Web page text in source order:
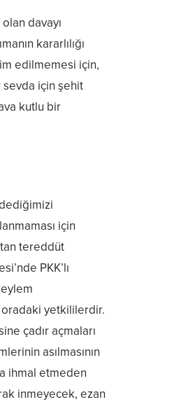
davayı
kararlılığı
edilmemesi için,
sevda için şehit
kutlu bir
için
tereddüt
PKK’lı
oradaki yetkililerdir.
çadır açmaları
asılmasının
ihmal etmeden
inmeyecek, ezan